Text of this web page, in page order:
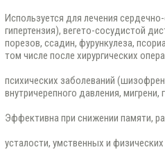
Используется для лечения
гипертензия), вегето-сосудистой
порезов, ссадин, фурункулеза,
том числе после хирургических
психических заболеваний
внутричерепного давления,
Эффективна при снижении памяти,
усталости, умственных и